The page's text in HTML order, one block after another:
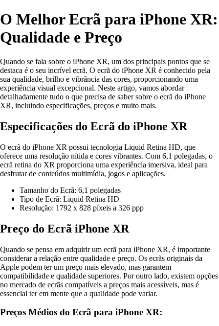
O Melhor Ecrã para iPhone XR:
Qualidade e Preço
Quando se fala sobre o iPhone XR, um dos principais pontos que se
destaca é o seu incrível ecrã. O ecrã do iPhone XR é conhecido pela
sua qualidade, brilho e vibrância das cores, proporcionando uma
experiência visual excepcional. Neste artigo, vamos abordar
detalhadamente tudo o que precisa de saber sobre o ecrã do iPhone
XR, incluindo especificações, preços e muito mais.
Especificações do Ecrã do iPhone XR
O ecrã do iPhone XR possui tecnologia Liquid Retina HD, que
oferece uma resolução nítida e cores vibrantes. Com 6,1 polegadas, o
ecrã retina do XR proporciona uma experiência imersiva, ideal para
desfrutar de conteúdos multimídia, jogos e aplicações.
Tamanho do Ecrã: 6,1 polegadas
Tipo de Ecrã: Liquid Retina HD
Resolução: 1792 x 828 píxeis a 326 ppp
Preço do Ecrã iPhone XR
Quando se pensa em adquirir um ecrã para iPhone XR, é importante
considerar a relação entre qualidade e preço. Os ecrãs originais da
Apple podem ter um preço mais elevado, mas garantem
compatibilidade e qualidade superiores. Por outro lado, existem opções
no mercado de ecrãs compatíveis a preços mais acessíveis, mas é
essencial ter em mente que a qualidade pode variar.
Preços Médios do Ecrã para iPhone XR: